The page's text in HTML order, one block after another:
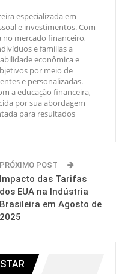
especializada em
e investimentos. Com
no mercado financeiro,
e famílias a
econômica e
por meio de
e personalizadas.
a educação financeira,
por sua abordagem
para resultados
PRÓXIMO POST
Impacto das Tarifas
dos EUA na Indústria
Brasileira em Agosto de
2025